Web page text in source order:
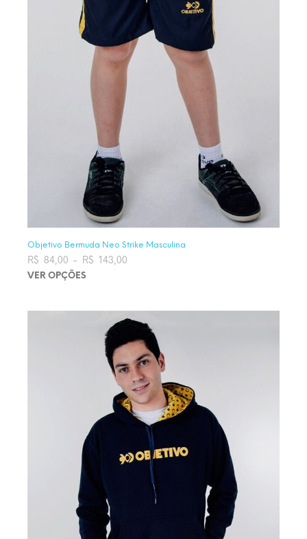
Objetivo Bermuda Neo Strike Masculina
R$ 84,00 – R$ 143,00Faixa de preço: R$ 84,00 através
R$ 143,00
VER OPÇÕES